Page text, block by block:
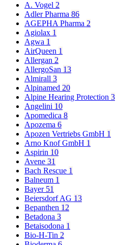
A. Vogel 2
Adler Pharma 86
AGEPHA Pharma 2
Agiolax 1
Agwa 1
AirQueen 1
Allergan 2
AllergoSan 13
Almirall 3
Alpinamed 20
Alpine Hearing Protection 3
Angelini 10
Apomedica 8
Apozema 6
Apozen Vertriebs GmbH 1
Arno Knof GmbH 1
Aspirin 10
Avene 31
Bach Rescue 1
Balneum 1
Bayer 51
Beiersdorf AG 13
Bepanthen 12
Betadona 3
Betaisodona 1
Bio-H-Tin 2